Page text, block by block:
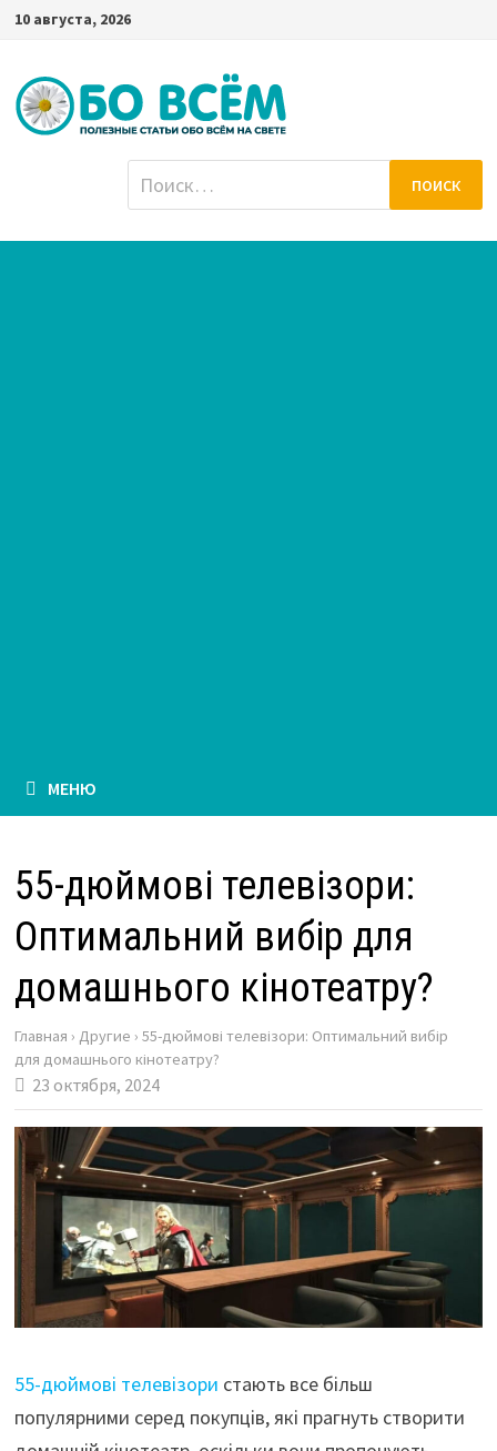
Перейти
содержимому
10 августа, 2026
Найти:
МЕНЮ
55-дюймові телевізори:
Оптимальний вибір для
домашнього кінотеатру?
Главная › Другие › 55-дюймові телевізори: Оптимальний вибір
для домашнього кінотеатру?
23 октября, 2024
55-дюймові телевізори стають все більш
популярними серед покупців, які прагнуть створити